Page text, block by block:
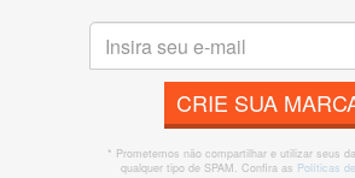
CRIE SUA
* Prometemos não compartilhar e utilizar seus
qualquer tipo de SPAM. Confira as Políticas